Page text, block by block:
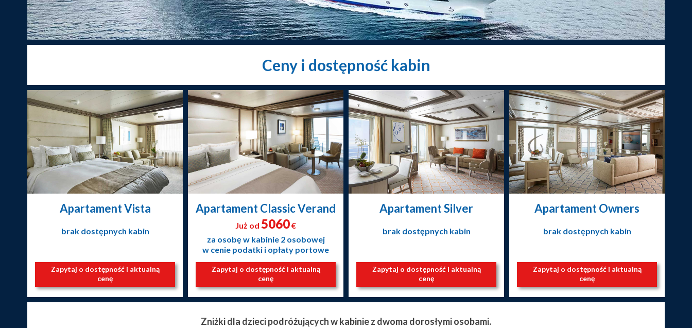
Ceny i dostępność kabin
Apartament Vista
brak dostępnych kabin
Zapytaj o dostępność i aktualną
cenę
Apartament Classic Verand
Już od 5060€
za osobę w kabinie 2 osobowej
w cenie podatki i opłaty portowe
Zapytaj o dostępność i aktualną
cenę
Apartament Silver
brak dostępnych kabin
Zapytaj o dostępność i aktualną
cenę
Apartament Owners
brak dostępnych kabin
Zapytaj o dostępność i aktualną
cenę
Zniżki dla dzieci podróżujących w kabinie z dwoma dorosłymi osobami.